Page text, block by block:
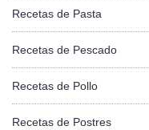
Recetas de Pasta
Recetas de Pescado
Recetas de Pollo
Recetas de Postres